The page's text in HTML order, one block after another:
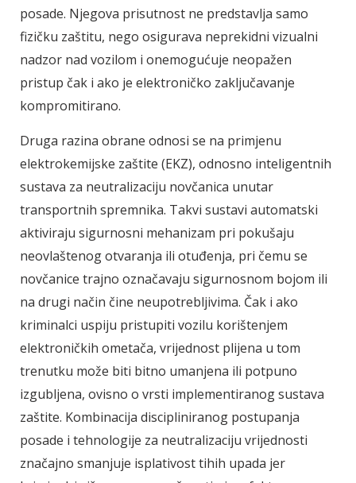
posade. Njegova prisutnost ne predstavlja samo
fizičku zaštitu, nego osigurava neprekidni vizualni
nadzor nad vozilom i onemogućuje neopažen
pristup čak i ako je elektroničko zaključavanje
kompromitirano.
Druga razina obrane odnosi se na primjenu
elektrokemijske zaštite (EKZ), odnosno inteligentnih
sustava za neutralizaciju novčanica unutar
transportnih spremnika. Takvi sustavi automatski
aktiviraju sigurnosni mehanizam pri pokušaju
neovlaštenog otvaranja ili otuđenja, pri čemu se
novčanice trajno označavaju sigurnosnom bojom ili
na drugi način čine neupotrebljivima. Čak i ako
kriminalci uspiju pristupiti vozilu korištenjem
elektroničkih ometača, vrijednost plijena u tom
trenutku može biti bitno umanjena ili potpuno
izgubljena, ovisno o vrsti implementiranog sustava
zaštite. Kombinacija discipliniranog postupanja
posade i tehnologije za neutralizaciju vrijednosti
značajno smanjuje isplativost tihih upada jer